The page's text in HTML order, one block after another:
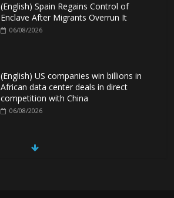
(English) Spain Regains Control of
Enclave After Migrants Overrun It
06/08/2026
(English) US companies win billions in
African data center deals in direct
competition with China
06/08/2026
(English) China, Russia, Iran and North